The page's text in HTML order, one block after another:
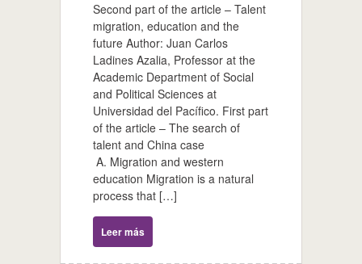
Second part of the article – Talent
migration, education and the
future Author: Juan Carlos
Ladines Azalia, Professor at the
Academic Department of Social
and Political Sciences at
Universidad del Pacífico. First part
of the article – The search of
talent and China case
A. Migration and western
education Migration is a natural
process that […]
Leer más